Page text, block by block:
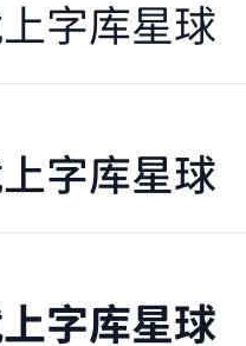
字库星球
字库星球
字库星球